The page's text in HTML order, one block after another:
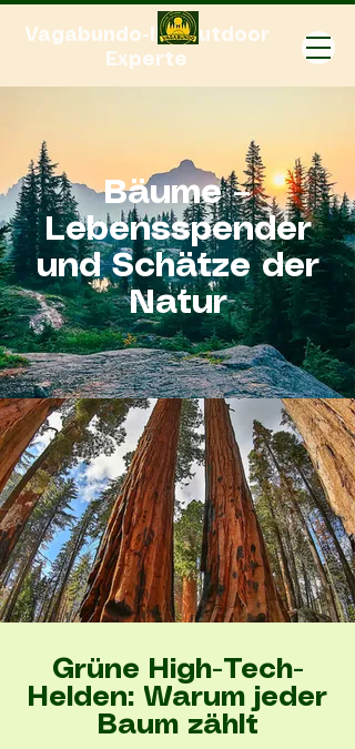
Vagabundo-Ihr Outdoor
Experte
Bäume –
Lebensspender
und Schätze der
Natur
Grüne High-Tech-
Helden: Warum jeder
Baum zählt